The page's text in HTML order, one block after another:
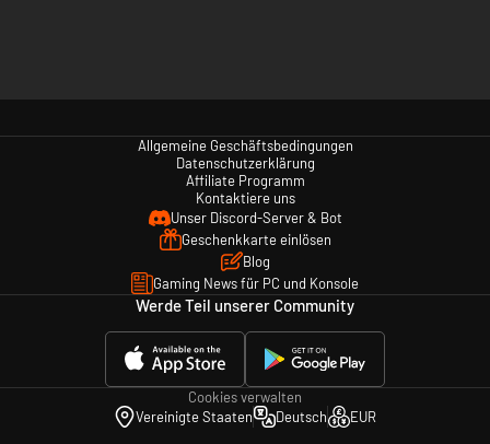
Allgemeine Geschäftsbedingungen
Datenschutzerklärung
Affiliate Programm
Kontaktiere uns
Unser Discord-Server & Bot
Geschenkkarte einlösen
Blog
Gaming News für PC und Konsole
Werde Teil unserer Community
Cookies verwalten
Vereinigte Staaten
Deutsch EUR